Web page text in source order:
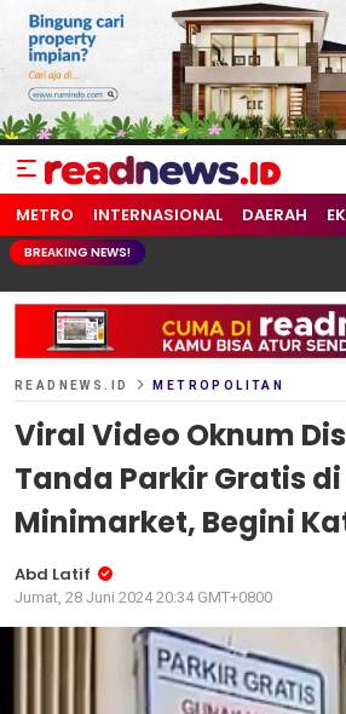
readnews.id
Berita Terkini, Update Terbaru Hari ini
METRO INTERNASIONAL DAERAH
BREAKING NEWS!
READNEWS.ID METROPOLITAN
Viral Video Oknum
Tanda Parkir Gratis di
Minimarket, Begini
Abd Latif
Jumat, 28 Juni 2024 20:34 GMT+0800